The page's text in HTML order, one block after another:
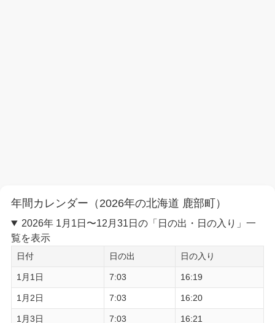
年間カレンダー（2026年の北海道 鹿部町）
2026年 1月1日〜12月31日の「日の出・日の入り」一
覧を表示
日付 日の出 日の入り
1月1日 7:03 16:19
1月2日 7:03 16:20
1月3日 7:03 16:21